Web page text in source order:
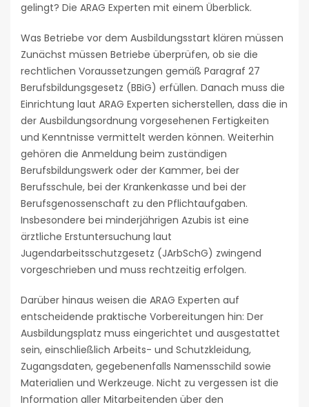
gelingt? Die ARAG Experten mit einem Überblick.
Was Betriebe vor dem Ausbildungsstart klären müssen
Zunächst müssen Betriebe überprüfen, ob sie die
rechtlichen Voraussetzungen gemäß Paragraf 27
Berufsbildungsgesetz (BBiG) erfüllen. Danach muss die
Einrichtung laut ARAG Experten sicherstellen, dass die in
der Ausbildungsordnung vorgesehenen Fertigkeiten
und Kenntnisse vermittelt werden können. Weiterhin
gehören die Anmeldung beim zuständigen
Berufsbildungswerk oder der Kammer, bei der
Berufsschule, bei der Krankenkasse und bei der
Berufsgenossenschaft zu den Pflichtaufgaben.
Insbesondere bei minderjährigen Azubis ist eine
ärztliche Erstuntersuchung laut
Jugendarbeitsschutzgesetz (JArbSchG) zwingend
vorgeschrieben und muss rechtzeitig erfolgen.
Darüber hinaus weisen die ARAG Experten auf
entscheidende praktische Vorbereitungen hin: Der
Ausbildungsplatz muss eingerichtet und ausgestattet
sein, einschließlich Arbeits- und Schutzkleidung,
Zugangsdaten, gegebenenfalls Namensschild sowie
Materialien und Werkzeuge. Nicht zu vergessen ist die
Information aller Mitarbeitenden über den